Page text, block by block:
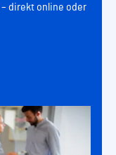
direkt online oder